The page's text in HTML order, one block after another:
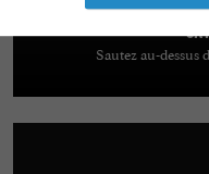
Sautez au-dessus